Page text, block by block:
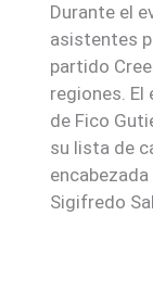
Durante el
asistentes
partido
regiones.
de Fico
su lista de
Sigifredo